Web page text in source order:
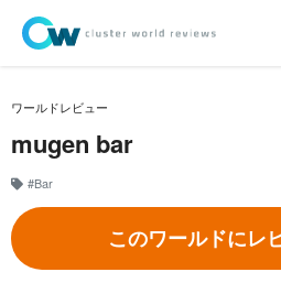
ワールドレビュー
mugen bar
#Bar
このワールドにレ